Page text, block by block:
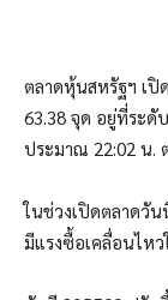
ตลาดหุ้นสหรัฐฯ เปิ
63.38 จุด อยู่ที่ระดั
ประมาณ 22:02 น.
ในช่วงเปิดตลาดวั
มีแรงซื้อเคลื่อนไหว